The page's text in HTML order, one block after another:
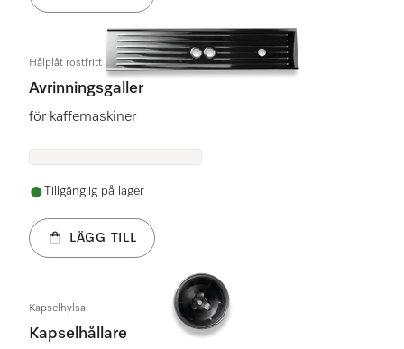
Hålplåt rostfritt
Avrinningsgaller
för kaffemaskiner
Tillgänglig på lager
LÄGG TILL
Kapselhylsa
Kapselhållare